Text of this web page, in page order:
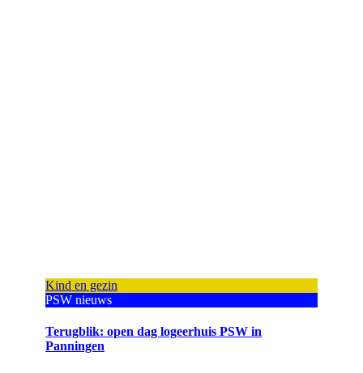
Kind en gezin
PSW nieuws
Terugblik: open dag logeerhuis PSW in
Panningen